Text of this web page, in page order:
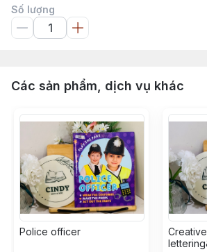
Số lượng
Các sản phẩm, dịch vụ khác
Police officer
Creative